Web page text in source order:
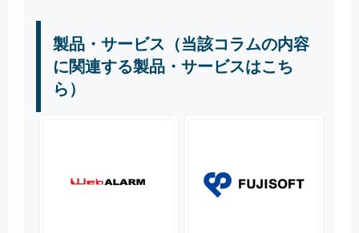
製品・サービス（当該コラムの内容
に関連する製品・サービスはこち
ら）